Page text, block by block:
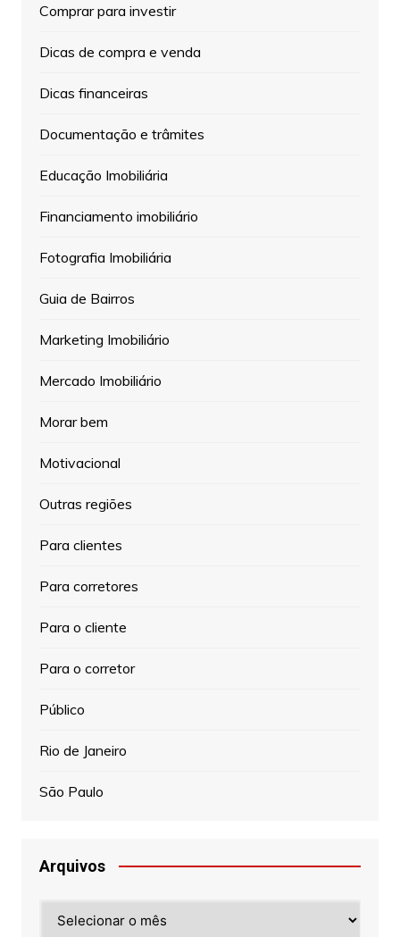
Comprar para investir
Dicas de compra e venda
Dicas financeiras
Documentação e trâmites
Educação Imobiliária
Financiamento imobiliário
Fotografia Imobiliária
Guia de Bairros
Marketing Imobiliário
Mercado Imobiliário
Morar bem
Motivacional
Outras regiões
Para clientes
Para corretores
Para o cliente
Para o corretor
Público
Rio de Janeiro
São Paulo
Arquivos